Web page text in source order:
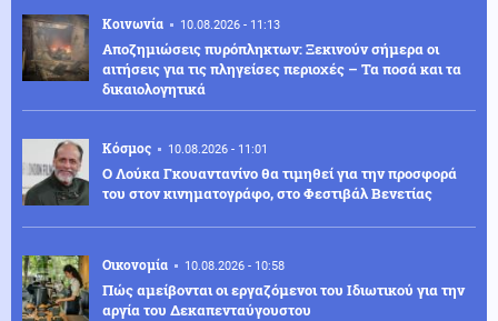
Κοινωνία 10.08.2026 - 11:13
Αποζημιώσεις πυρόπληκτων: Ξεκινούν σήμερα οι
αιτήσεις για τις πληγείσες περιοχές – Τα ποσά και τα
δικαιολογητικά
Κόσμος 10.08.2026 - 11:01
Ο Λούκα Γκουαντανίνο θα τιμηθεί για την προσφορά
του στον κινηματογράφο, στο Φεστιβάλ Βενετίας
Οικονομία 10.08.2026 - 10:58
Πώς αμείβονται οι εργαζόμενοι του Ιδιωτικού για την
αργία του Δεκαπενταύγουστου